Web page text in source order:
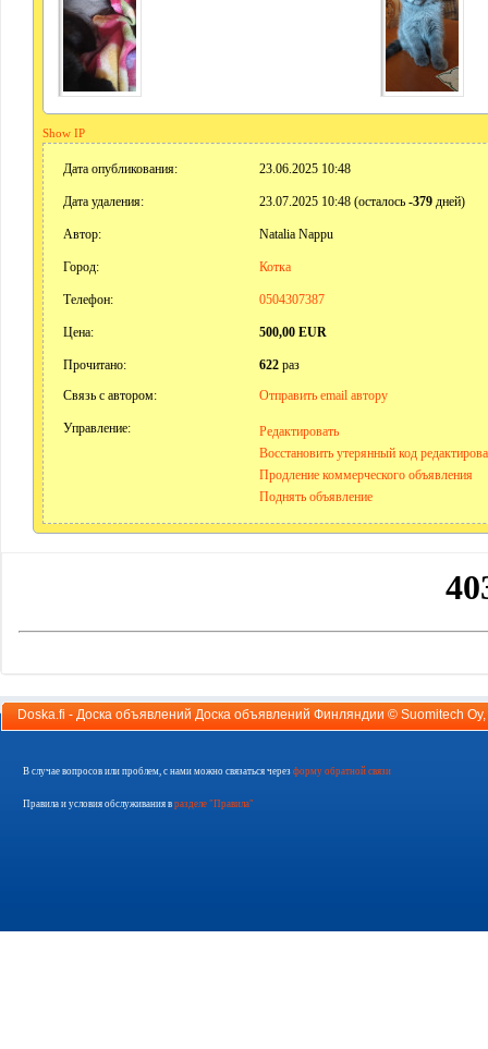
Show IP
Дата опубликования: 23.06.2025 10:48
Дата удаления: 23.07.2025 10:48 (осталось -379дней)
Автор: Natalia Nappu
Город: Котка
Телефон: 0504307387
Цена: 500,00 EUR
Прочитано: 622раз
Связь с автором:
Отправить email автору
Управление:
Редактировать
Восстановить утерянный код
Продление коммерческого объявления
Поднять объявление
Doska.fi - Доска объявлений Доска объявлений Финляндии © Suomitech Oy
В случае вопросов или проблем, с нами можно связаться через форму обратной связи
Правила и условия обслуживания в разделе "Правила"